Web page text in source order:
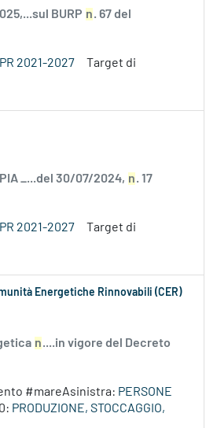
BURP n. 67 del
PR 2021-2027
Target di
PIA _...del 30/07/2024, n. 17
PR 2021-2027
Target di
Energetiche Rinnovabili (CER)
n....in vigore del Decreto
#mareAsinistra: PERSONE
PRODUZIONE, STOCCAGGIO,